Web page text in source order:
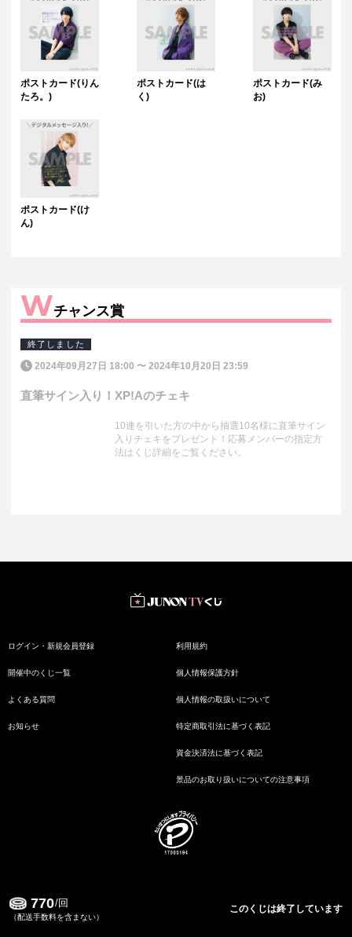
ポストカード(りん
たろ。)
ポストカード(は
く)
ポストカード(み
お)
ポストカード(け
ん)
Wチャンス賞
終了しました
2024年09月27日 18:00 〜2024年10月20日 23:59
直筆サイン入り！XP!Aのチェキ
10連を引いた方の中から抽選10名様に直筆サイン
入りチェキをプレゼント！応募メンバーの指定方
法はくじ詳細をご覧ください。
770/回
（配送手数料を含まない）
このくじは終了しています
ログイン・新規会員登録
開催中のくじ一覧
よくある質問
お知らせ
利用規約
個人情報保護方針
個人情報の取扱いについて
特定商取引法に基づく表記
資金決済法に基づく表記
景品のお取り扱いについての注意事項